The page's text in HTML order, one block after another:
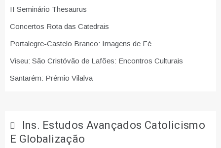
II Seminário Thesaurus
Concertos Rota das Catedrais
Portalegre-Castelo Branco: Imagens de Fé
Viseu: São Cristóvão de Lafões: Encontros Culturais
Santarém: Prémio Vilalva
Ins. Estudos Avançados Catolicismo
E Globalização